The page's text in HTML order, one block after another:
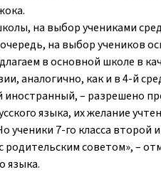
на выбор учениками
на выбор учеников
в основной школе в
аналогично, как и в 4-й
иностранный, – разрешено
языка, их желание
ученики 7-го класса
родительским советом», –
языка.